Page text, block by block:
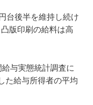
台後半を維持し続け
版印刷の給料は高
与実態統計調査に
た給与所得者の平均